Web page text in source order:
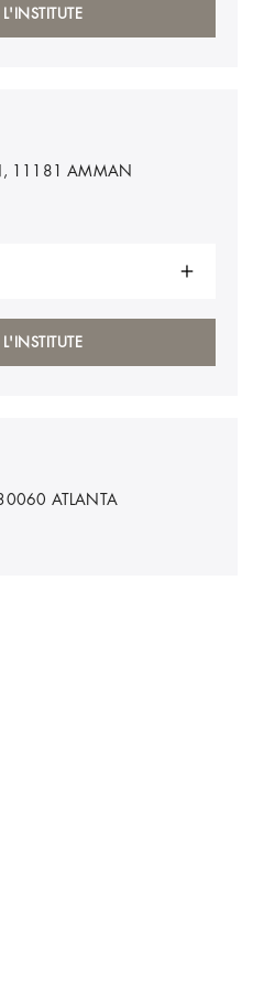
11181
AMMAN
ATLANTA